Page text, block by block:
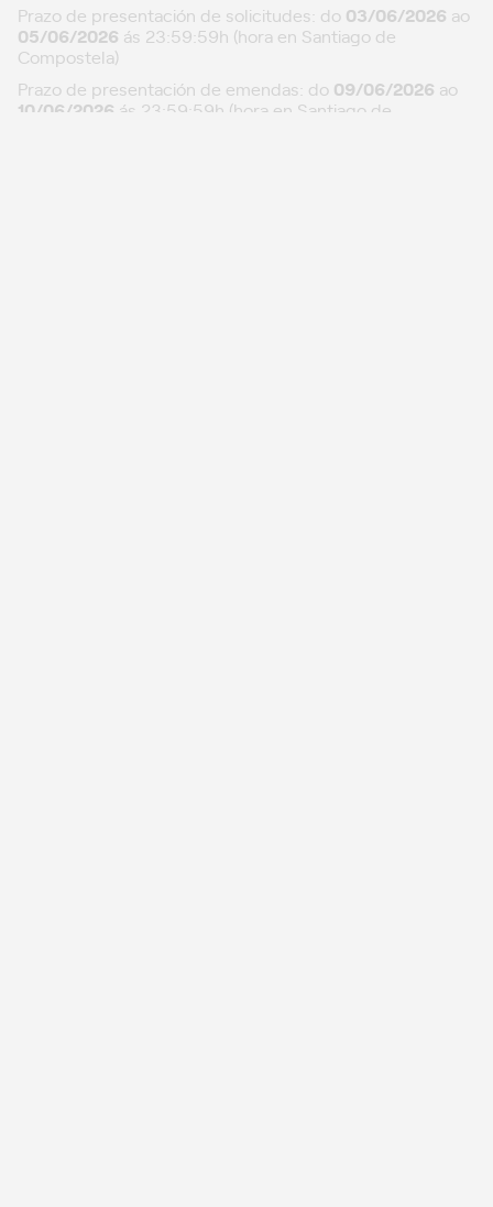
Prazo de presentación de solicitudes: do 03/06/2026 ao
05/06/2026 ás 23:59:59h (hora en Santiago de
Compostela)
Prazo de presentación de emendas: do 09/06/2026 ao
10/06/2026 ás 23:59:59h (hora en Santiago de